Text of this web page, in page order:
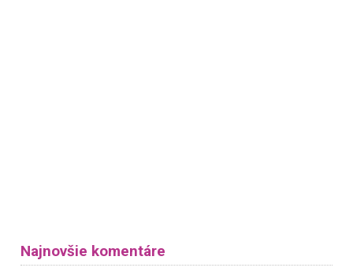
Najnovšie komentáre